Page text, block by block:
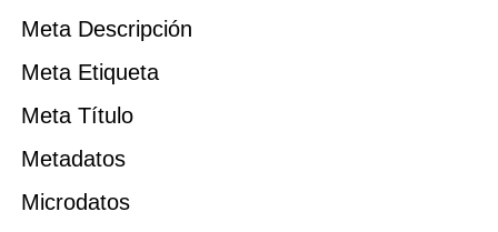
Meta Descripción
Meta Etiqueta
Meta Título
Metadatos
Microdatos